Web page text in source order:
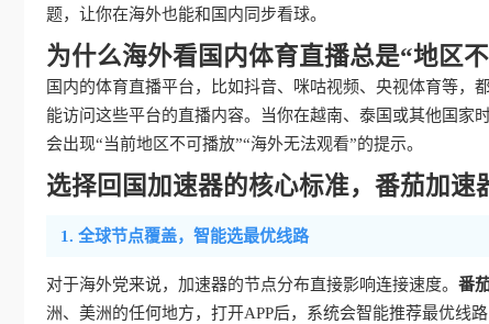
题，让你在海外也能和国内同步看球。
为什么海外看国内体育直播总是“地区不
国内的体育直播平台，比如抖音、咪咕视频、央视体育等，
能访问这些平台的直播内容。当你在越南、泰国或其他国家
会出现“当前地区不可播放”“海外无法观看”的提示。
选择回国加速器的核心标准，番茄加速
1. 全球节点覆盖，智能选最优线路
对于海外党来说，加速器的节点分布直接影响连接速度。 番
洲、美洲的任何地方，打开APP后，系统会智能推荐最优线